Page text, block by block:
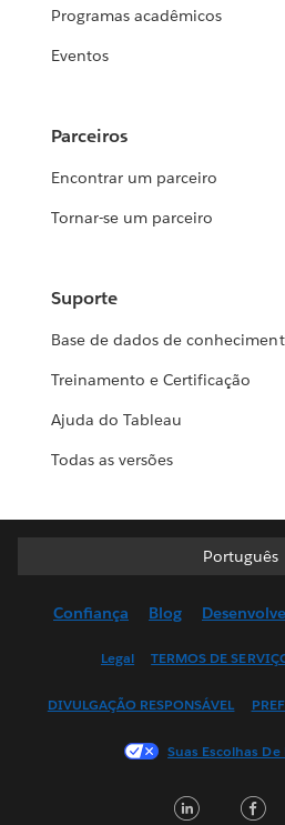
Programas acadêmicos
Eventos
Parceiros
Encontrar um parceiro
Tornar-se um parceiro
Suporte
Base de dados de
Treinamento e Certificação
Ajuda do Tableau
Todas as versões
Português
Português
English
Français
日本語
Confiança Blog
Legal TERMOS DE
DIVULGAÇÃO RESPONSÁVEL
Suas Escolhas